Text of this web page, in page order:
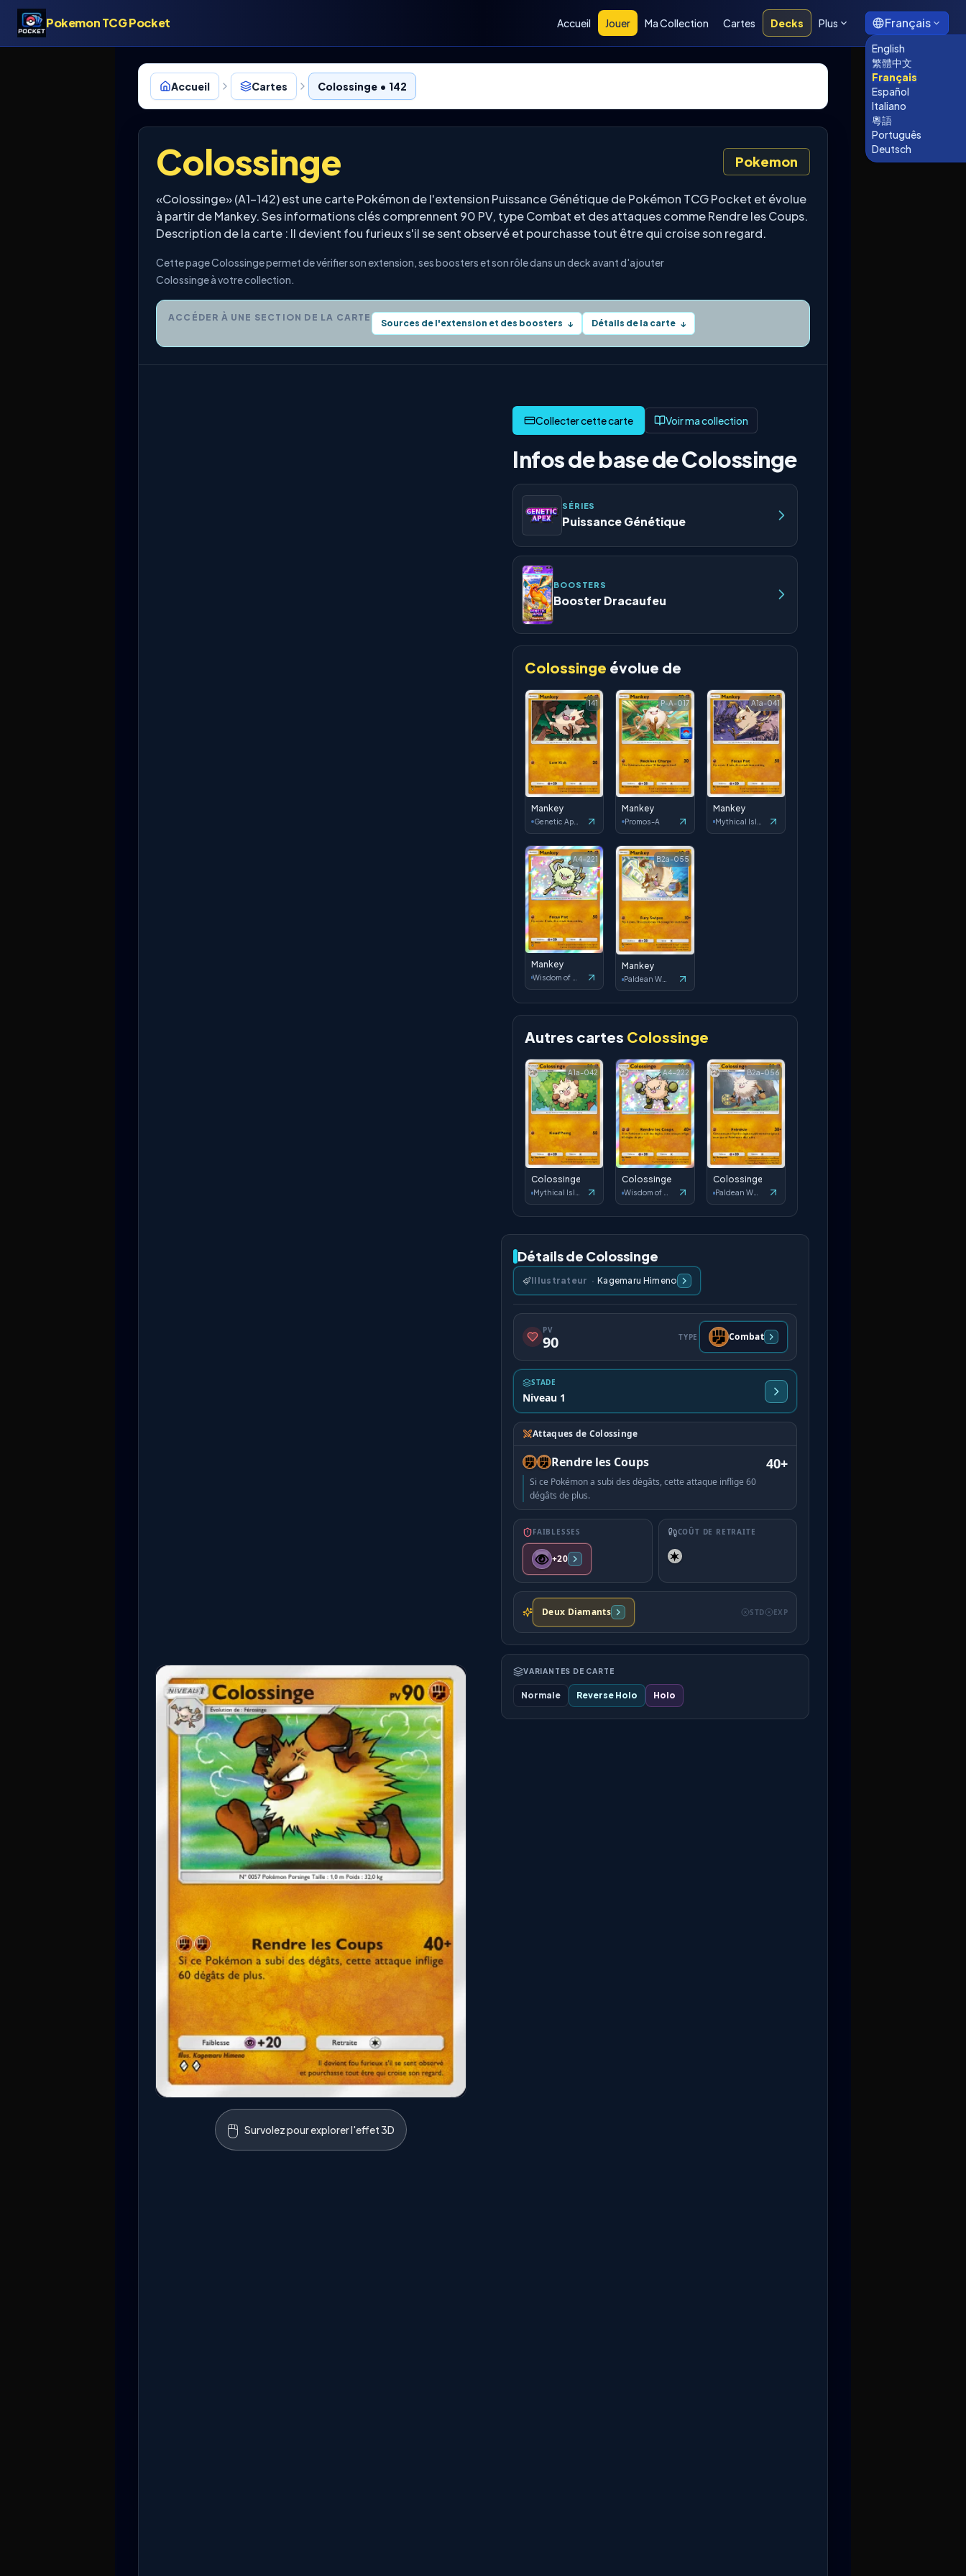
Pokemon TCG Pocket Accueil Jouer Ma Collection Cartes Decks Plus Français
English
繁體中文
Français
Español
Italiano
粵語
Português
Deutsch
Accueil Cartes Colossinge • 142
Colossinge Pokemon
«Colossinge» (A1-142) est une carte Pokémon de l'extension Puissance Génétique de Pokémon TCG Pocket et évolue
à partir de Mankey. Ses informations clés comprennent 90 PV, type Combat et des attaques comme Rendre les Coups.
Description de la carte : Il devient fou furieux s'il se sent observé et pourchasse tout être qui croise son regard.
Cette page Colossinge permet de vérifier son extension, ses boosters et son rôle dans un deck avant d'ajouter
Colossinge à votre collection.
ACCÉDER À UNE SECTION DE LA CARTE
Sources de l'extension et des boosters ↓ Détails de la carte ↓
🖱️ Survolez pour explorer l'effet 3D
Voir ma collection
Infos de base de Colossinge
SÉRIES
Puissance Génétique
BOOSTERS
Booster Dracaufeu
Colossinge évolue de
141
Mankey
Genetic Apex
P-A-017
Mankey
Promos-A
A1a-041
Mankey
A4-221
Mankey
B2a-055
Mankey
Autres cartes Colossinge
A1a-042
Colossinge
A4-222
Colossinge
B2a-056
Colossinge
Paldean Wonders
Détails de Colossinge
Illustrateur · Kagemaru Himeno
PV
90 TYPE Combat
STADE
Niveau 1
Attaques de Colossinge
Rendre les Coups
Si ce Pokémon a subi des dégâts, cette attaque inflige 60
dégâts de plus.
40+
FAIBLESSES
+20
COÛT DE RETRAITE
Deux Diamants STD EXP
VARIANTES DE CARTE
Normale Reverse Holo Holo